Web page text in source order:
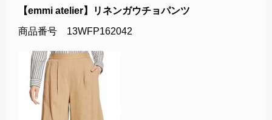
【emmi atelier】リネンガウチョパンツ
商品番号 13WFP162042